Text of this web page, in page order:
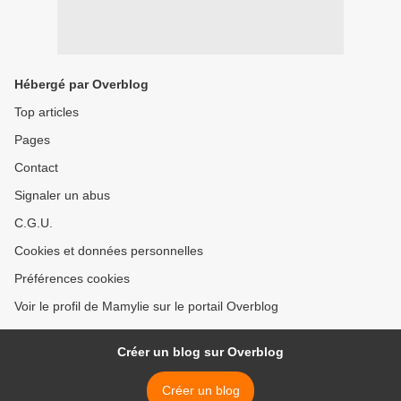
Hébergé par Overblog
Top articles
Pages
Contact
Signaler un abus
C.G.U.
Cookies et données personnelles
Préférences cookies
Voir le profil de Mamylie sur le portail Overblog
Créer un blog sur Overblog
Créer un blog